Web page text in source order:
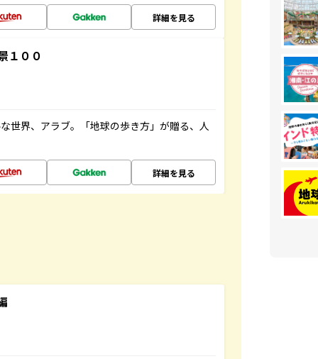
詳細を見る
１００
世界、アラブ。「地球の歩き方」が贈る、人
詳細を見る